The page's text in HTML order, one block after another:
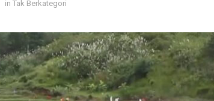
in Tak Berkategori